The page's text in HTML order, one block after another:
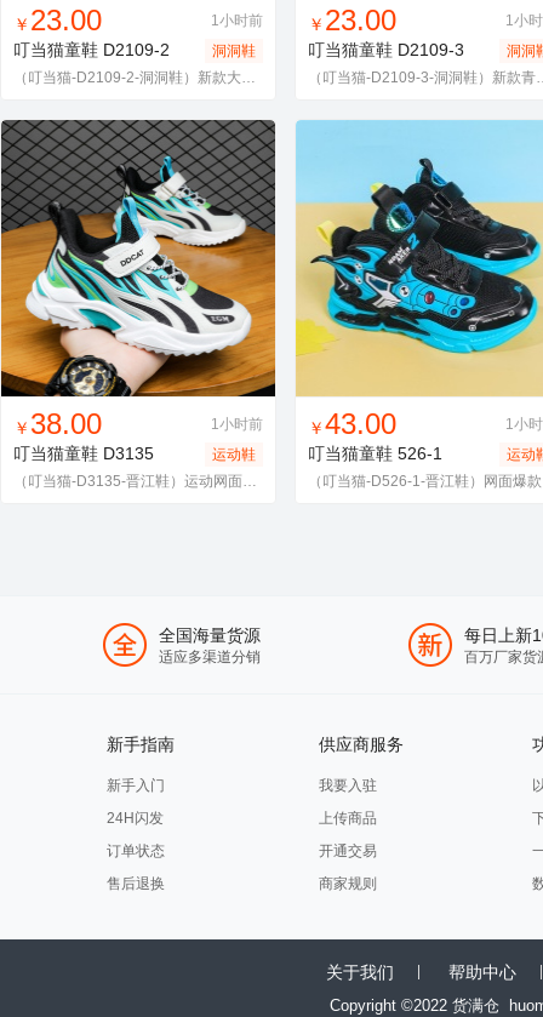
找同款 加入进货车 收藏
￥ 23.00 1小时前
叮当猫童鞋 D2109-2
洞洞鞋
（叮当猫-D2109-2-洞洞鞋）新款大童青少年洞洞鞋
找同款 加入进货车 收藏
￥ 23.00 1小
叮当猫童鞋 D2109-3
洞洞
（叮当猫-
找同款 加入进货车 收藏
￥ 38.00 1小时前
叮当猫童鞋 D3135
运动鞋
（叮当猫-D3135-晋江鞋）运动网面童鞋28-39P38
找同款 加入进货车 收藏
￥43.00 1小
叮当猫童鞋 526-1
运动
全国海量货源
适应多渠道分销
每日上新
百万厂家货
新手指南
新手入门
24H闪发
订单状态
售后退换
供应商服务
我要入驻
上传商品
开通交易
商家规则
关于我们 帮助中心
Copyright ©2022 货满仓